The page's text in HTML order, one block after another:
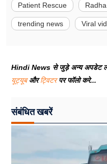
Patient Rescue
trending news Viral
Hindi News से जुड़े अन्य अपडेट
यूट्यूबऔरट्विटरपर फॉलो करे...
संबंधित खबरें